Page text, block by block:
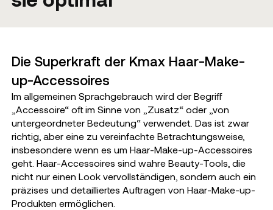
Die Superkraft der Kmax Haar-Make-
up-Accessoires
Im allgemeinen Sprachgebrauch wird der Begriff
„Accessoire“ oft im Sinne von „Zusatz“ oder „von
untergeordneter Bedeutung“ verwendet. Das ist zwar
richtig, aber eine zu vereinfachte Betrachtungsweise,
insbesondere wenn es um Haar-Make-up-Accessoires
geht. Haar-Accessoires sind wahre Beauty-Tools, die
nicht nur einen Look vervollständigen, sondern auch ein
präzises und detailliertes Auftragen von Haar-Make-up-
Produkten ermöglichen.